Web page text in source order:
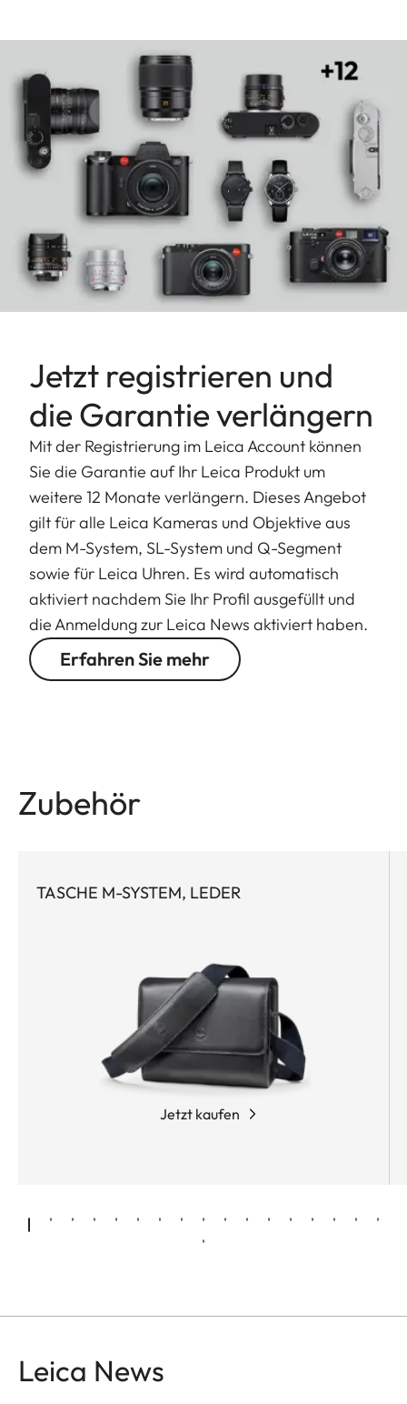
Jetzt registrieren und
die Garantie verlängern
Mit der Registrierung im Leica Account können
Sie die Garantie auf Ihr Leica Produkt um
weitere 12 Monate verlängern. Dieses Angebot
gilt für alle Leica Kameras und Objektive aus
dem M-System, SL-System und Q-Segment
sowie für Leica Uhren. Es wird automatisch
aktiviert nachdem Sie Ihr Profil ausgefüllt und
die Anmeldung zur Leica News aktiviert haben.
Erfahren Sie mehr
Zubehör
TASCHE M-SYSTEM, LEDER
Jetzt kaufen
Leica News